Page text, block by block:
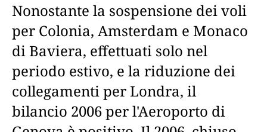
Nonostante la sospensione dei voli
per Colonia, Amsterdam e Monaco
di Baviera, effettuati solo nel
periodo estivo, e la riduzione dei
collegamenti per Londra, il
bilancio 2006 per l'Aeroporto di